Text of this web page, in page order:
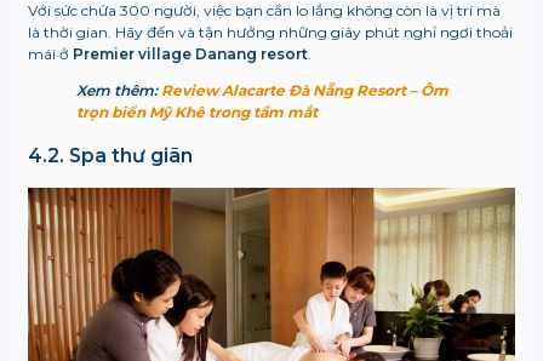
Với sức chứa 300 người, việc bạn cần lo lắng không còn là vị trí mà
là thời gian. Hãy đến và tận hưởng những giây phút nghỉ ngơi thoải
mái ở Premier village Danang resort.
Xem thêm: Review Alacarte Đà Nẵng Resort – Ôm
trọn biển Mỹ Khê trong tầm mắt
4.2. Spa thư giãn